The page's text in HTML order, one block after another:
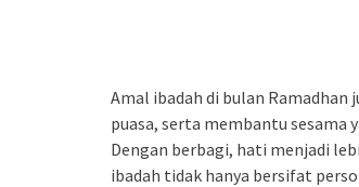
Amal ibadah di bulan Ramadhan
puasa, serta membantu sesama
Dengan berbagi, hati menjadi
ibadah tidak hanya bersifat